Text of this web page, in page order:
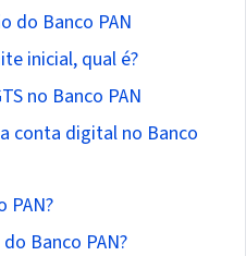
do Banco PAN
inicial, qual é?
no Banco PAN
conta digital no Banco
PAN?
Banco PAN?